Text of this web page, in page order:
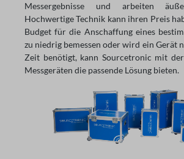
Messergebnisse und arbeiten
Hochwertige Technik kann ihren Preis
Budget für die Anschaffung eines
zu niedrig bemessen oder wird ein Gerät
Zeit benötigt, kann Sourcetronic mit
Messgeräten die passende Lösung bieten.